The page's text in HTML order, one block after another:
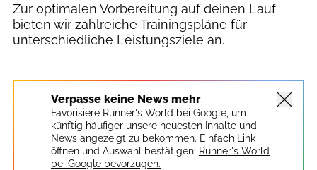
Zur optimalen Vorbereitung auf deinen Lauf
bieten wir zahlreiche Trainingspläne für
unterschiedliche Leistungsziele an.
Verpasse keine News mehr
Favorisiere Runner's World bei Google, um
künftig häufiger unsere neuesten Inhalte und
News angezeigt zu bekommen. Einfach Link
öffnen und Auswahl bestätigen: Runner's World
bei Google bevorzugen.